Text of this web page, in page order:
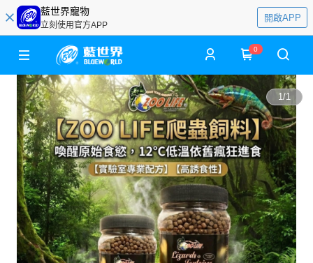
藍世界寵物
立刻使用官方APP
開啟APP
0
1/1